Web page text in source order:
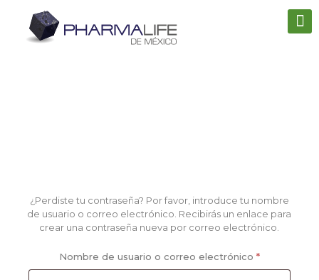
¿Perdiste tu contraseña? Por favor, introduce tu nombre
de usuario o correo electrónico. Recibirás un enlace para
crear una contraseña nueva por correo electrónico.
Nombre de usuario o correo electrónico *Obligatorio